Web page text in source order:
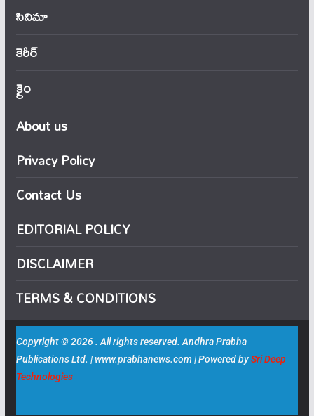
సినిమా
కెరీర్
క్రైం
About us
Privacy Policy
Contact Us
EDITORIAL POLICY
DISCLAIMER
TERMS & CONDITIONS
Copyright © 2026 . All rights reserved. Andhra Prabha
Publications Ltd. | www.prabhanews.com | Powered bySri Deep
Technologies